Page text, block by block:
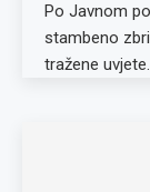
Po Javnom
stambeno
tražene